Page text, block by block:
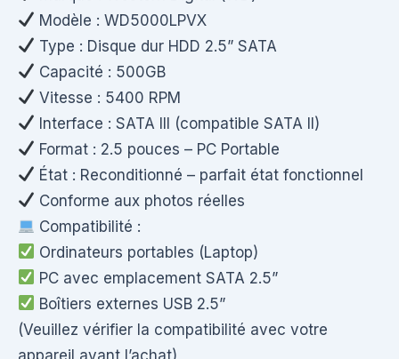
Modèle : WD5000LPVX
Type : Disque dur HDD 2.5” SATA
Capacité : 500GB
Vitesse : 5400 RPM
Interface : SATA III (compatible SATA II)
Format : 2.5 pouces – PC Portable
État : Reconditionné – parfait état fonctionnel
Conforme aux photos réelles
Compatibilité :
Ordinateurs portables (Laptop)
PC avec emplacement SATA 2.5”
Boîtiers externes USB 2.5”
(Veuillez vérifier la compatibilité avec votre
appareil avant l’achat)